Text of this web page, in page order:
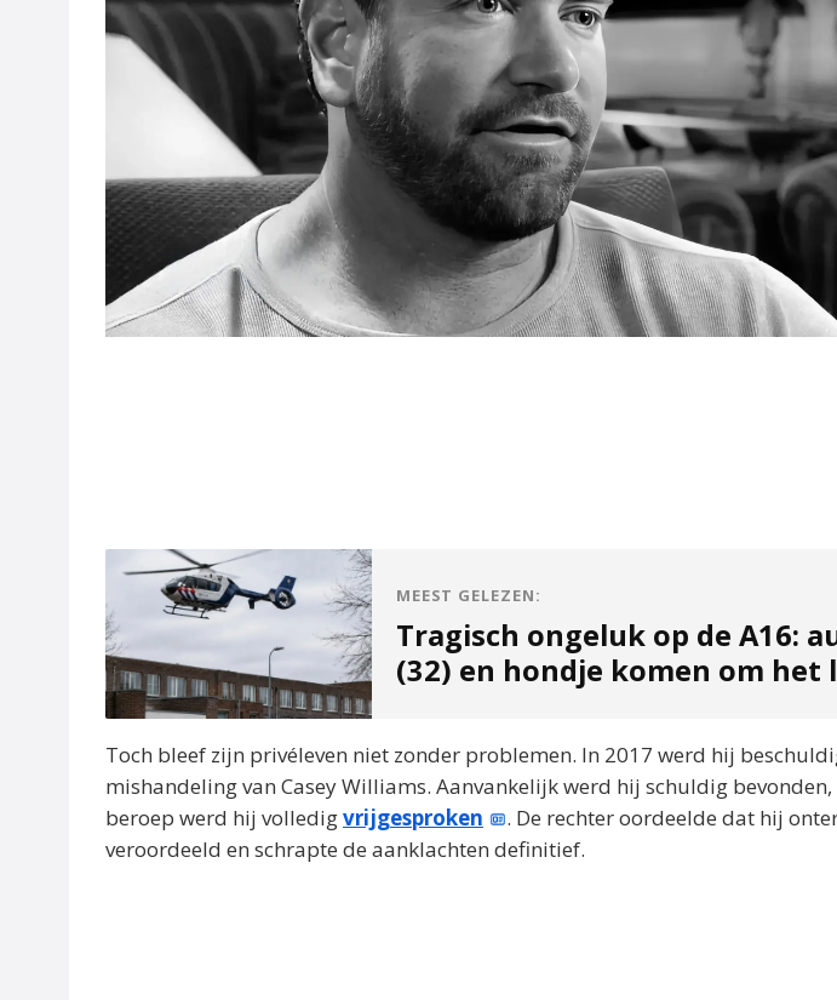
MEEST GELEZEN:
Tragisch ongeluk op de A16:
(32) en hondje komen om het
Toch bleef zijn privéleven niet zonder problemen. In 2017 werd hij
mishandeling van Casey Williams. Aanvankelijk werd hij schuldig
beroep werd hij volledigvrijgesproken
. De rechter oordeelde dat hij
veroordeeld en schrapte de aanklachten definitief.